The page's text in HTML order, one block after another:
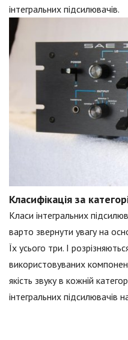
інтегральних підсилювачів.
Класифікація за
Класи інтегральних
варто звернути увагу на
Їх усього три. І
використовуваних
якість звуку в кожній
інтегральних підсилювачів